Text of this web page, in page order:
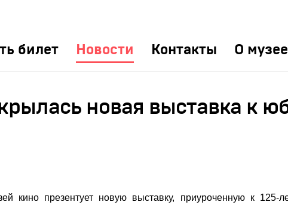
билет Новости Контакты О музее
новая выставка к
кино презентует новую выставку, приуроченную к